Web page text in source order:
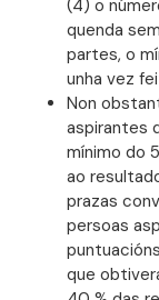
(4) o
quenda
partes, o
unha vez
Non
aspirantes
mínimo do
ao
prazas
persoas
que